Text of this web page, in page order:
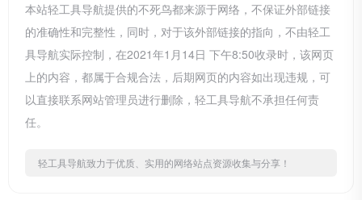
本站轻工具导航提供的不死鸟都来源于网络，不保证外部链接
的准确性和完整性，同时，对于该外部链接的指向，不由轻工
具导航实际控制，在2021年1月14日 下午8:50收录时，该网页
上的内容，都属于合规合法，后期网页的内容如出现违规，可
以直接联系网站管理员进行删除，轻工具导航不承担任何责
任。
轻工具导航致力于优质、实用的网络站点资源收集与分享！